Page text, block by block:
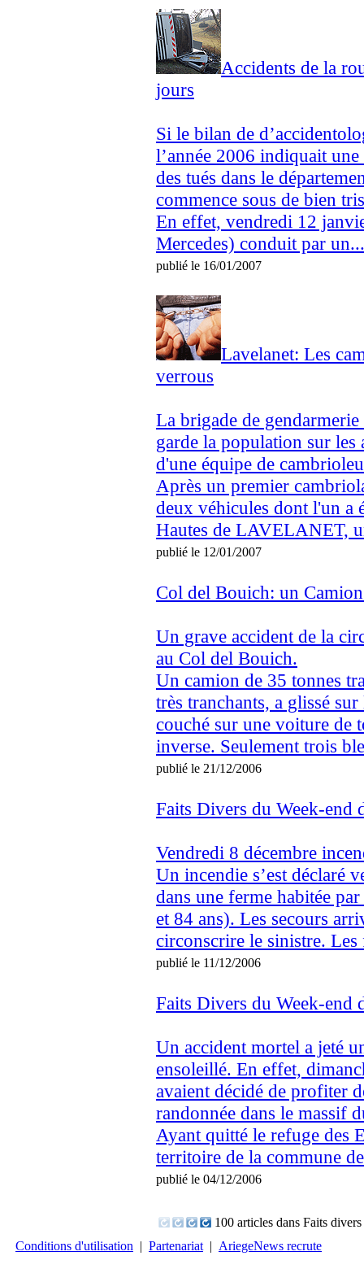
Accidents de la
jours
Si le bilan de
l’année 2006 indiquait
des tués dans le
commence sous de bien
En effet, vendredi 12
Mercedes) conduit par un...
publié le 16/01/2007
Lavelanet: Les
verrous
La brigade de
garde la population sur les
d'une équipe de
Après un premier
deux véhicules dont l'un a
Hautes de LAVELANET,
publié le 12/01/2007
Col del Bouich: un
Un grave accident de la
au Col del Bouich.
Un camion de 35 tonnes
très tranchants, a glissé sur
couché sur une voiture de
inverse. Seulement trois
publié le 21/12/2006
Faits Divers du Week-end
Vendredi 8 décembre
Un incendie s’est déclaré
dans une ferme habitée
et 84 ans). Les secours
circonscrire le sinistre.
publié le 11/12/2006
Faits Divers du Week-end
Un accident mortel a jeté
ensoleillé. En effet,
avaient décidé de profiter
randonnée dans le massif
Ayant quitté le refuge des
territoire de la commune
publié le 04/12/2006
100 articles dans Faits divers
Conditions d'utilisation | Partenariat | AriegeNews recrute